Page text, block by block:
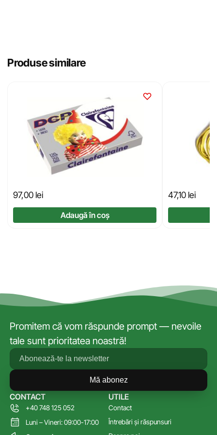
Produse similare
97,00 lei
Adaugă în coș
47,10 lei
Promitem că vom răspunde prompt — nevoile
tale sunt prioritatea noastră!
Mă abonez
UTILE
Contact
Întrebări și răspunsuri
CONTACT
+40 748 125 052
Luni – Vineri: 09:00-17:00